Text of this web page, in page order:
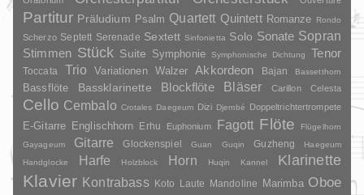
Partitur Präludium Psalm Quartett Quintett Romanze Rondo
Scherzo Septett Serenade Sextett Sinfonietta Solo Sonate Sopran
Stimmen Stück Suite Symphonie Symphonische Dichtung Tenor
Toccata Trio Variationen Walzer Akkordeon Bajan Bassetthorn
Bassflöte Bassklarinette Blockflöte Bläser Carillon Celesta
Cello Cembalo Crotales Daegeum Dizi Djembé Doppeltrichtertrompete
E-Gitarre Englischhorn Erhu Euphonium Fagott Flöte
Flügelhorn
Gayageum
Gitarre Glockenspiel Guan Guqin Guzheng
Haegeum
Handglocke
Harfe Holzblock Horn Huqin Kannel Klarinette
Klavier Kontrabass Koto Laute Mandoline Marimba Oboe